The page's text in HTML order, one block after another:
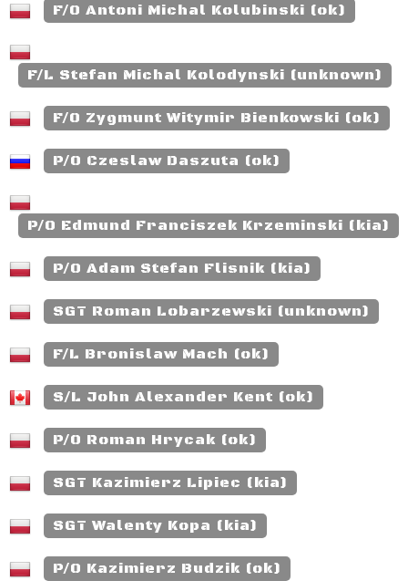
F/O Antoni Michal Kolubinski (ok)
F/L Stefan Michal Kolodynski (unknown)
F/O Zygmunt Witymir Bienkowski (ok)
P/O Czeslaw Daszuta (ok)
P/O Edmund Franciszek Krzeminski (kia)
P/O Adam Stefan Flisnik (kia)
SGT Roman Lobarzewski (unknown)
F/L Bronislaw Mach (ok)
S/L John Alexander Kent (ok)
P/O Roman Hrycak (ok)
SGT Kazimierz Lipiec (kia)
SGT Walenty Kopa (kia)
P/O Kazimierz Budzik (ok)